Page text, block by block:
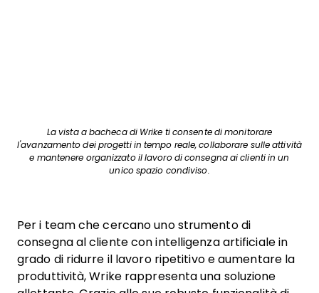
La vista a bacheca di Wrike ti consente di monitorare
l'avanzamento dei progetti in tempo reale, collaborare sulle attività
e mantenere organizzato il lavoro di consegna ai clienti in un
unico spazio condiviso.
Per i team che cercano uno strumento di
consegna al cliente con intelligenza artificiale in
grado di ridurre il lavoro ripetitivo e aumentare la
produttività, Wrike rappresenta una soluzione